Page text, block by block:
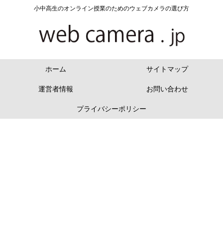
小中高生のオンライン授業のためのウェブカメラの選び方
ホーム サイトマップ
運営者情報 お問い合わせ
プライバシーポリシー